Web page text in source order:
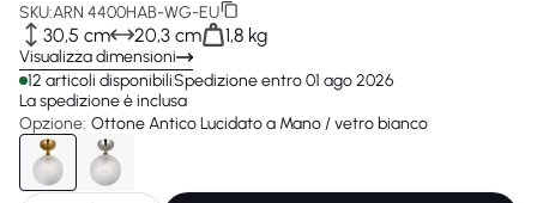
SKU:ARN 4400HAB-WG-EU
30,5 cm 20,3 cm 1,8 kg
Visualizza dimensioni
12 articoli disponibiliSpedizione entro 01 ago 2026
La spedizione è inclusa
Opzione: Ottone Antico Lucidato a Mano / vetro bianco